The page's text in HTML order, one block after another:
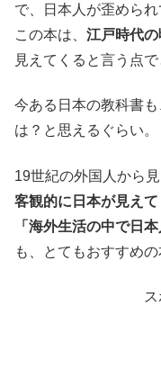
で、日本人が歪めら
この本は、 江戸時代
見えてくると言う点
今ある日本の教科書
は？と思えるぐらい。
19世紀の外国人から
客観的に日本が見え
「海外生活の中で日
も、とてもおすすめの